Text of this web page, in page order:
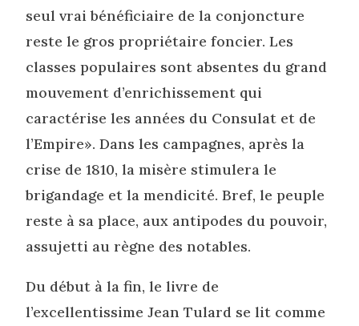
seul vrai bénéficiaire de la conjoncture
reste le gros propriétaire foncier. Les
classes populaires sont absentes du grand
mouvement d’enrichissement qui
caractérise les années du Consulat et de
l’Empire». Dans les campagnes, après la
crise de 1810, la misère stimulera le
brigandage et la mendicité. Bref, le peuple
reste à sa place, aux antipodes du pouvoir,
assujetti au règne des notables.
Du début à la fin, le livre de
l’excellentissime Jean Tulard se lit comme